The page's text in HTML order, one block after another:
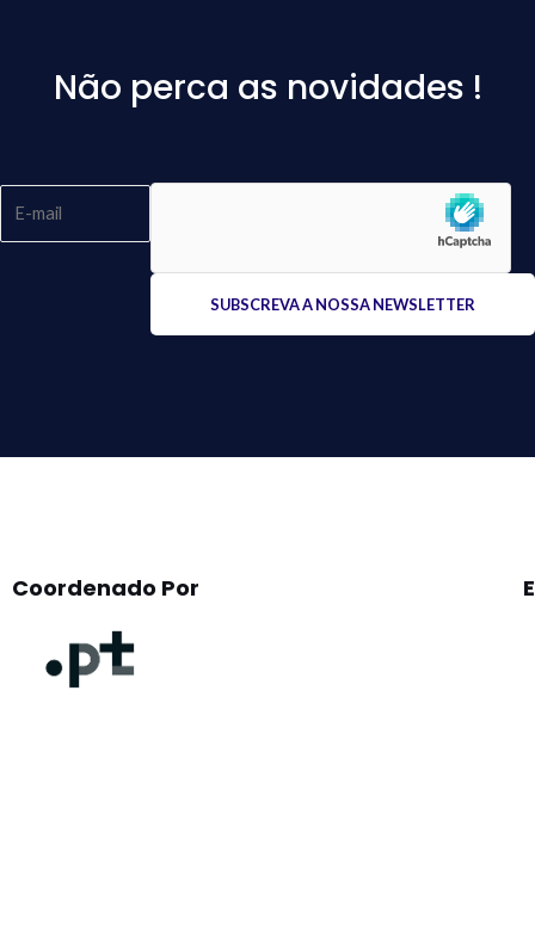
Não perca as novidades !
Coordenado Por